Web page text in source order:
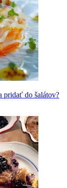
pridať do šalátov?